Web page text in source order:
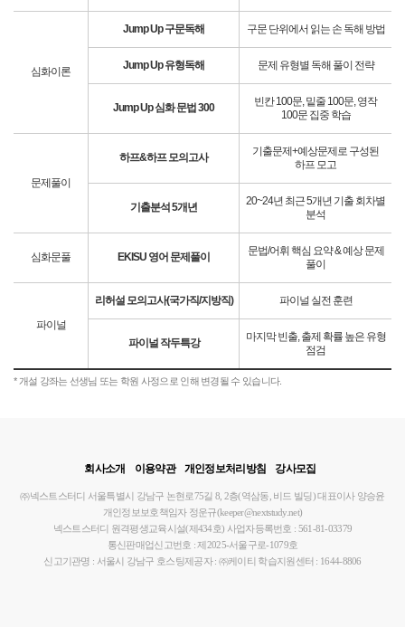
심화이론
Jump Up 구문독해 구문 단위에서 읽는 손 독해 방법
Jump Up 유형독해 문제 유형별 독해 풀이 전략
Jump Up 심화 문법 300
빈칸 100문, 밑줄 100문, 영작
100문 집중 학습
문제풀이
하프&하프 모의고사
기출문제+예상문제로 구성된
하프 모고
기출분석 5개년
20~24년 최근 5개년 기출 회차별
분석
심화문풀 EKISU 영어 문제풀이
문법/어휘 핵심 요약 & 예상 문제
풀이
파이널
리허설 모의고사(국가직/지방직) 파이널 실전 훈련
파이널 작두특강
마지막 빈출, 출제 확률 높은 유형
점검
* 개설 강좌는 선생님 또는 학원 사정으로 인해 변경될 수 있습니다.
회사소개 이용약관 개인정보처리방침 강사모집
㈜넥스트스터디 서울특별시 강남구 논현로75길 8, 2층(역삼동, 비드 빌딩)대표이사 양승윤
개인정보보호책임자 정운규(keeper@nextstudy.net)
넥스트스터디 원격평생교육시설(제434호) 사업자등록번호 : 561-81-03379
통신판매업신고번호 : 제2025-서울구로-1079호
신고기관명 : 서울시 강남구 호스팅제공자 : ㈜케이티 학습지원센터 : 1644-8806